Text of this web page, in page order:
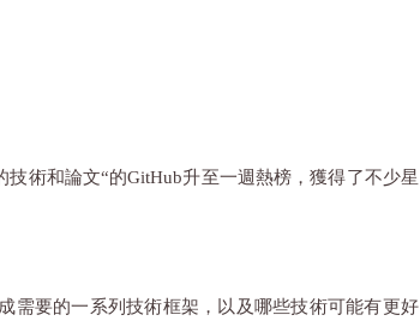
術和論文“的GitHub升至一週熱榜，獲得了不少星
需要的一系列技術框架，以及哪些技術可能有更好